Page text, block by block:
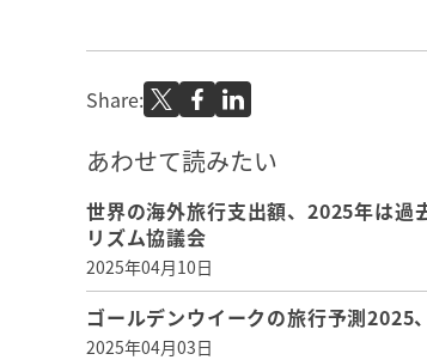
Share:
あわせて読みたい
世界の海外旅行支出額、2025年は
リズム協議会
2025年04月10日
ゴールデンウイークの旅行予測
2025年04月03日